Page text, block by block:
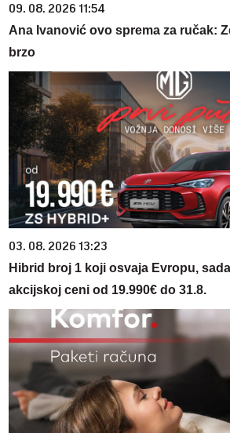
09. 08. 2026 11:54
Ana Ivanović ovo sprema za ručak:
brzo
03. 08. 2026 13:23
Hibrid broj 1 koji osvaja Evropu,
akcijskoj ceni od 19.990€ do 31.8.